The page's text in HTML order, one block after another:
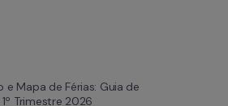
e Mapa de Férias: Guia de
Trimestre 2026